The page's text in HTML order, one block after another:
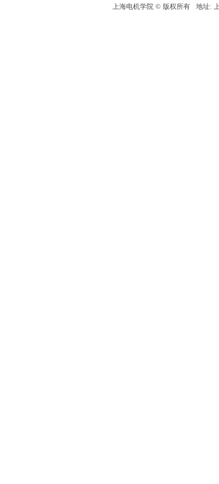
上海电机学院 © 版权所有 地址: